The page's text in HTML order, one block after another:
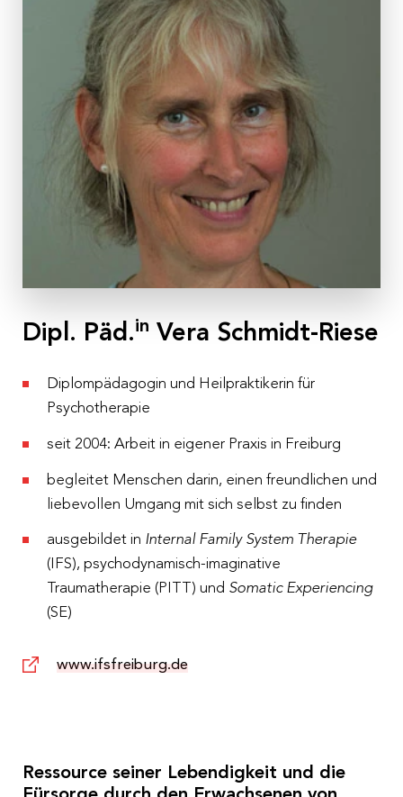
Nachhaltigkeit
Partner:innen
Veranstaltungs-ID
WS 19/20
Dauer
Tag 1: Do, 11.06.2020, 10.00 – 17.30 Uhr
Tag 2: Fr, 12.06.2020, 09.00 – 16.30 Uhr
Pro Juventute, Fischergasse 17, 5020 Salzburg
Kosten
€ 280,– pro Person inkl. 10 % MwSt.
Anmeldeschluss
28.05.2020
Dipl. Päd.in Vera Schmidt-Riese
Diplompädagogin und Heilpraktikerin für
Psychotherapie
seit 2004: Arbeit in eigener Praxis in Freiburg
begleitet Menschen darin, einen freundlichen und
liebevollen Umgang mit sich selbst zu finden
ausgebildet in Internal Family System Therapie
(IFS), psychodynamisch-imaginative
Traumatherapie (PITT) und Somatic Experiencing
(SE)
www.ifsfreiburg.de
Ressource seiner Lebendigkeit und die